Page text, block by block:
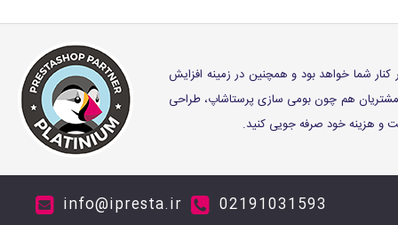
کنار شما خواهد بود و همچنین در زمینه افزایش
هم چون بومی سازی پرستاشاپ، طراحی
و هزینه خود صرفه جویی کنید.
02191031593
info@ipresta.ir